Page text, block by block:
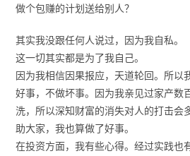
做个包赚的计划送给别人？
其实我没跟任何人说过，因为我自私。
这一切其实都是为了我自己。
因为我相信因果报应，天道轮回。所以
好事，不做坏事。因为我亲见过家产数
洗，所以深知财富的消失对人的打击会
助大家，我也算做了好事。
在投资方面，我有些心得。经过实践也